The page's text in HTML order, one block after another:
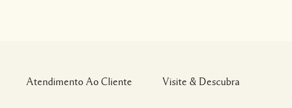
Atendimento Ao Cliente Visite & Descubra